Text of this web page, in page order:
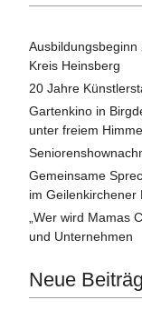
Kreis Heinsberg
20 Jahre
Gartenkino in
unter freiem
Gemeinsame
im Geilenkirchener
„Wer wird Mamas
und Unternehmen
Neue